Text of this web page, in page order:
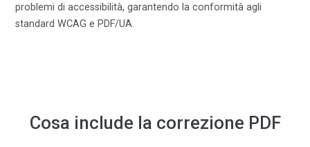
problemi di accessibilità, garantendo la conformità agli
standard WCAG e PDF/UA.
Cosa include la correzione PDF